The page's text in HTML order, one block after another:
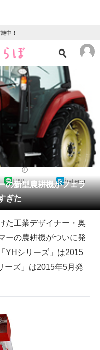
中！
ース
・育児
チ
新型農耕機がフェラ
ぎた
LINE hatena
た工業デザイナー・奥
ーの農耕機がついに発
YHシリーズ」は2015
ーズ」は2015年5月発